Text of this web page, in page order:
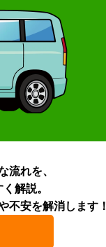
流れを、
解説。
不安を解消します！